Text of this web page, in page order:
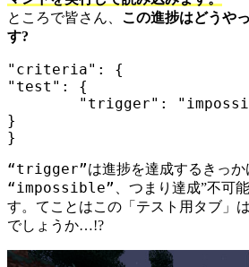
ところで皆さん、 この進捗はどうや
す?
"criteria": {
"trigger":
}
}
“trigger”は進捗を達成するきっか
“impossible”
、つまり達成”不可
す。てことはこの「テスト用タブ」
でしょうか…!?